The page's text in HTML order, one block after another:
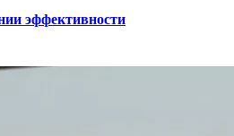
эффективности